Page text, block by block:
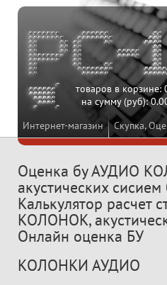
Интернет-магазин Скупка,
товаров в корзине:
на сумму (руб):
Оценка бу АУДИО
акустических
Калькулятор расчет
КОЛОНОК,
Онлайн оценка БУ
КОЛОНКИ АУДИО